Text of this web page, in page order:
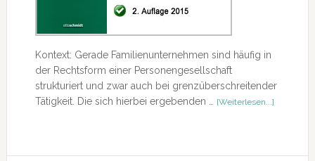
Kontext: Gerade Familienunternehmen sind häufig in
der Rechtsform einer Personengesellschaft
strukturiert und zwar auch bei grenzüberschreitender
Tätigkeit. Die sich hierbei ergebenden …
[Weiterlesen...]